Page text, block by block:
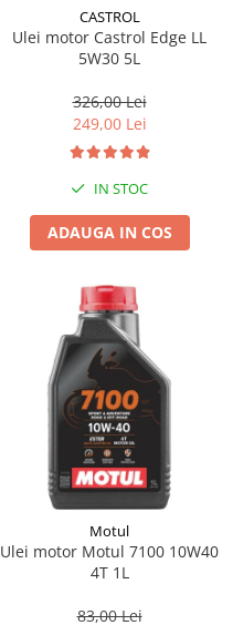
CASTROL
Ulei motor Castrol Edge LL
5W30 5L
326,00 Lei
249,00 Lei
IN STOC
ADAUGA IN COS
Motul
Ulei motor Motul 7100 10W40
4T 1L
83,00 Lei